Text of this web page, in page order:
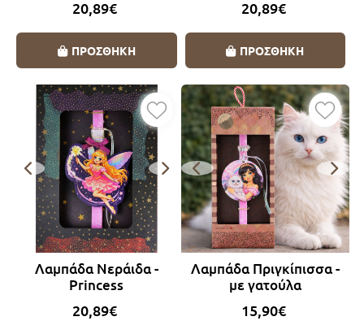
20,89€
ΠΡΟΣΘΗΚΗ
20,89€
ΠΡΟΣΘΗΚΗ
Λαμπάδα Νεράιδα -
Princess
20,89€
Λαμπάδα Πριγκίπισσα -
με γατούλα
15,90€